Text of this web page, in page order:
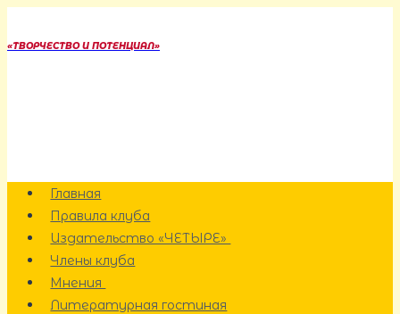
к
«ТВОРЧЕСТВО И ПОТЕНЦИАЛ»
Главная
Правила клуба
Издательство «ЧЕТЫРЕ»
Члены клуба
Мнения
Литературная гостиная